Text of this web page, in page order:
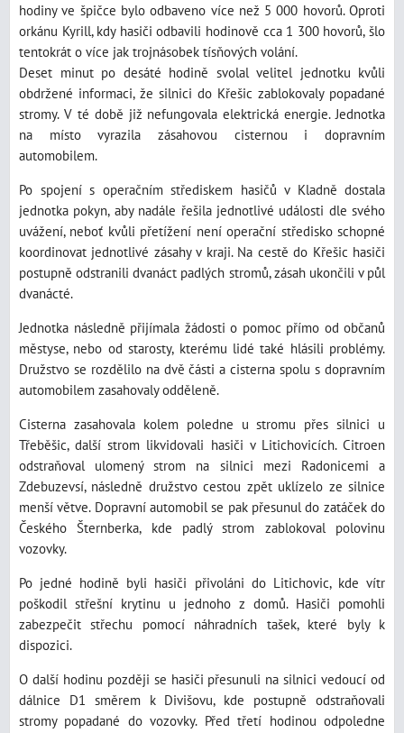
hodiny ve špičce bylo odbaveno více než 5 000 hovorů. Oproti
orkánu Kyrill, kdy hasiči odbavili hodinově cca 1 300 hovorů, šlo
tentokrát o více jak trojnásobek tísňových volání.
Deset minut po desáté hodině svolal velitel jednotku kvůli
obdržené informaci, že silnici do Křešic zablokovaly popadané
stromy. V té době již nefungovala elektrická energie. Jednotka
na místo vyrazila zásahovou cisternou i dopravním
automobilem.
Po spojení s operačním střediskem hasičů v Kladně dostala
jednotka pokyn, aby nadále řešila jednotlivé události dle svého
uvážení, neboť kvůli přetížení není operační středisko schopné
koordinovat jednotlivé zásahy v kraji. Na cestě do Křešic hasiči
postupně odstranili dvanáct padlých stromů, zásah ukončili v půl
dvanácté.
Jednotka následně přijímala žádosti o pomoc přímo od občanů
městyse, nebo od starosty, kterému lidé také hlásili problémy.
Družstvo se rozdělilo na dvě části a cisterna spolu s dopravním
automobilem zasahovaly odděleně.
Cisterna zasahovala kolem poledne u stromu přes silnici u
Třeběšic, další strom likvidovali hasiči v Litichovicích. Citroen
odstraňoval ulomený strom na silnici mezi Radonicemi a
Zdebuzevsí, následně družstvo cestou zpět uklízelo ze silnice
menší větve. Dopravní automobil se pak přesunul do zatáček do
Českého Šternberka, kde padlý strom zablokoval polovinu
vozovky.
Po jedné hodině byli hasiči přivoláni do Litichovic, kde vítr
poškodil střešní krytinu u jednoho z domů. Hasiči pomohli
zabezpečit střechu pomocí náhradních tašek, které byly k
dispozici.
O další hodinu později se hasiči přesunuli na silnici vedoucí od
dálnice D1 směrem k Divišovu, kde postupně odstraňovali
stromy popadané do vozovky. Před třetí hodinou odpoledne